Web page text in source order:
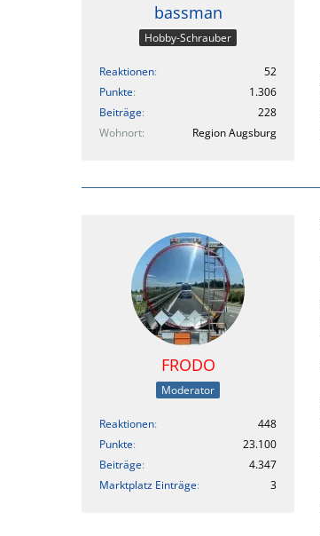
bassman
Hobby-Schrauber
Reaktionen
52
Punkte
1.306
Beiträge
228
Wohnort
Region Augsburg
FRODO
Moderator
Reaktionen
448
Punkte
23.100
Beiträge
4.347
Marktplatz Einträge
3